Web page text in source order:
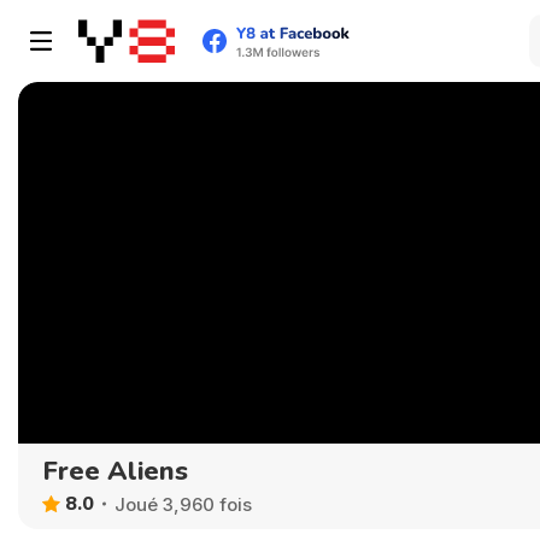
Free Aliens
8.0 Joué 3,960 fois